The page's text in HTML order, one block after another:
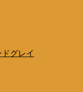
グレイ